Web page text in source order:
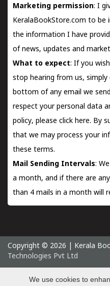
Marketing permission: I
KeralaBookStore.com to be
the information I have
of news, updates and
What to expect: If you
stop hearing from us,
bottom of any email we
respect your personal data
policy, please click here. By
that we may process your
these terms.
Mail Sending Intervals:
a month, and if there are
than 4 mails in a month will
Copyright © 2026 | Kerala
Technologies Pvt Ltd
We use cookies to